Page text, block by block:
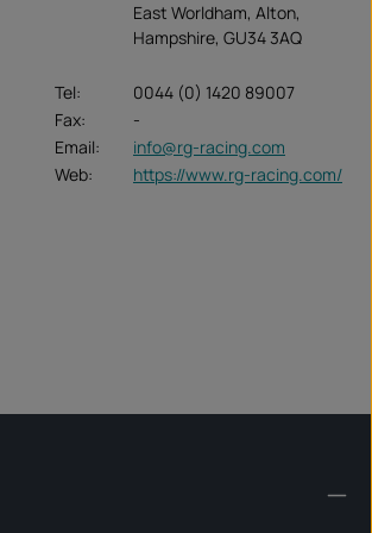
East Worldham, Alton,
Hampshire, GU34 3AQ
Tel:
0044 (0) 1420 89007
Fax:
-
Email:
info@rg-racing.com
Web:
https://www.rg-racing.com/